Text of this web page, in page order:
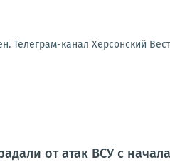
Телеграм-канал Херсонский
от атак ВСУ с